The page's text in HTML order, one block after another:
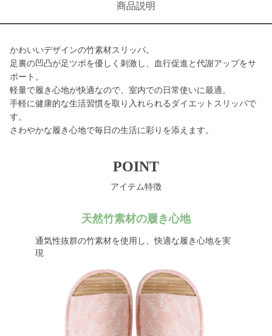
商品説明
かわいいデザインの竹素材スリッパ。
足裏の凹凸が足ツボを優しく刺激し、血行促進と代謝アップをサ
ポート。
軽量で履き心地が快適なので、室内での日常使いに最適。
手軽に健康的な生活習慣を取り入れられるダイエットスリッパで
す。
さわやかな履き心地で毎日の生活に彩りを添えます。
POINT
アイテム特徴
天然竹素材の履き心地
通気性抜群の竹素材を使用し、快適な履き心地を実
現